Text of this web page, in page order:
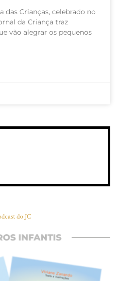
das Crianças, celebrado no
da Criança traz
vão alegrar os pequenos